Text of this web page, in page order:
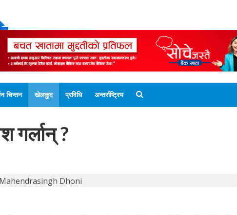
चिन्तन खेलकुद प्रविधि अन्तर्राष्ट्रिय
गर्लान् ?